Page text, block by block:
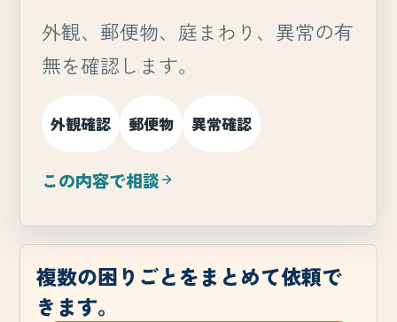
外観、郵便物、庭まわり、異常の有
無を確認します。
外観確認 郵便物 異常確認
この内容で相談
複数の困りごとをまとめて依頼で
きます。